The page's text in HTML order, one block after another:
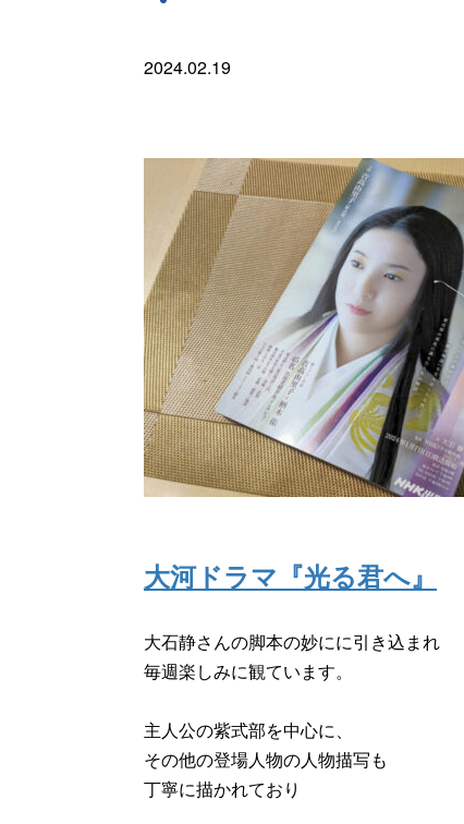
2024.02.19
大河ドラマ『光る君へ』
大石静さんの脚本の妙にに引き込まれ
毎週楽しみに観ています。
主人公の紫式部を中心に、
その他の登場人物の人物描写も
丁寧に描かれており